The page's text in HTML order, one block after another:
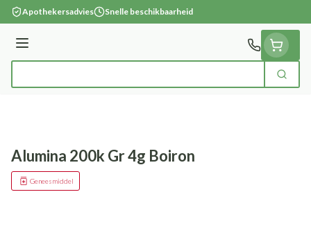
Ga naar de inhoud
Apothekersadvies Snelle beschikbaarheid
Menu
Zoek
Alumina 200k Gr 4g Boiron
Geneesmiddel